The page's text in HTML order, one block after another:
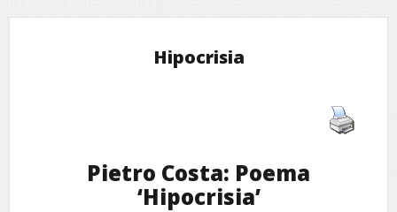
Hipocrisia
Pietro Costa: Poema
‘Hipocrisia’